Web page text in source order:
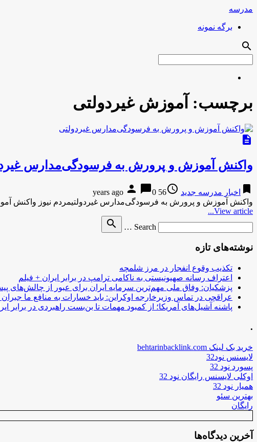
مدرسه
برگه نمونه
search
برچسب: آموزش غیردولتی
description
واکنش آموزش و پرورش به فرسودگی‌مدارس
bookmark اخبار مدرسه جدید access_time
56 years ago
person chat_bubble0
واکنش آموزش و پرورش به فرسودگی‌مدارس غیردولتیمردم نیوز واکنش
View article...
Search …
search
نوشته‌های تازه
تکذیب وقوع انفجار در مرز شلمچه
اعتراف رسانه صهیونیستی به ناکامی ترامپ در برابر ایران + فیلم
پزشکیان: وفاق ملی مهم‌ترین سرمایه ایران برای عبور از چالش‌های
عراقچی در تماس وزیرخارجه اوکراین: باید خسارات به منافع ما
پاشنه آشیل‌های آمریکا؛ از کمبود مهمات تا بن‌بست راهبردی در برابر
.
خرید بک لینک behtarinbacklink.com
لایسنس نود32
پسورد نود 32
اوکلی لایسنس رایگان نود 32
همیار نود 32
بهترین سئو
رایگان
آخرین دیدگاه‌ها